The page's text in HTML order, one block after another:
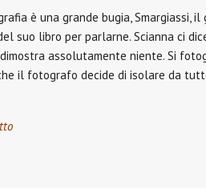
è una grande bugia, Smargiassi,
suo libro per parlarne. Scianna ci
assolutamente niente. Si
il fotografo decide di isolare da